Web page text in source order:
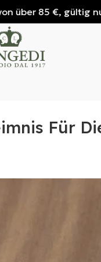
85 €, gültig nur für
Für